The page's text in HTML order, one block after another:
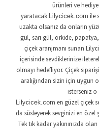
ürünleri ve
yaratacak Lilycicek.com ile
uzakta olsanız da onların
gül, sarı gül, orkide,
çiçek aranjmanı sunan
içerisinde sevdiklerinize
olmayı hedefliyor. Çiçek
aralığından sizin için uygun
isterseniz o
Lilycicek.com en güzel çiçek
da süsleyerek sevginizi en özel
Tek tık kadar yakınınızda